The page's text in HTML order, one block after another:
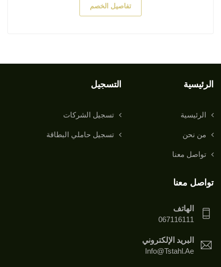
تفاصيل الخصم
الرئيسية
الرئيسية
من نحن
تواصل معنا
التسجيل
تسجيل الشركات
تسجيل حاملي البطاقة
تواصل معنا
الهاتف
067116111
البريد الإلكتروني
Info@tstahl.ae